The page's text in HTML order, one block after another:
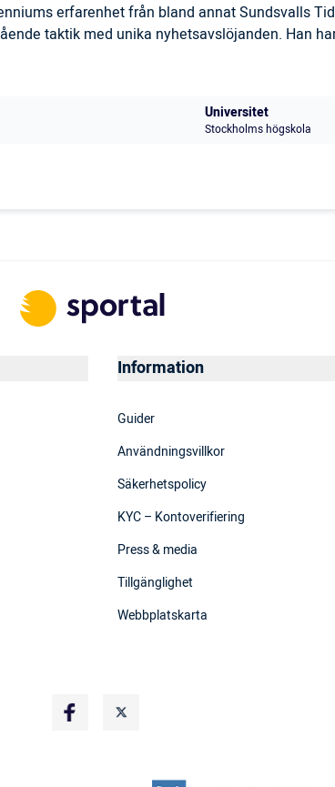
erfarenhet från bland annat Sundsvalls
taktik med unika nyhetsavslöjanden. Han
Universitet
Stockholms högskola
Information
Guider
Användningsvillkor
Säkerhetspolicy
KYC – Kontoverifiering
Press & media
Tillgänglighet
Webbplatskarta